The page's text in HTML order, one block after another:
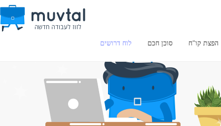
לוח דרושים סוכן חכם הפצת קו"ח